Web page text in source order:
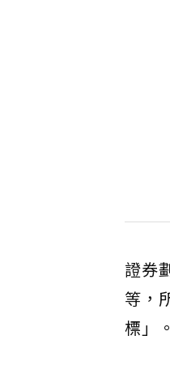
證券
等，
標」。